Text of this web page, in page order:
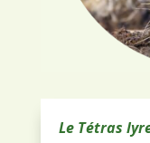
Le Tétras